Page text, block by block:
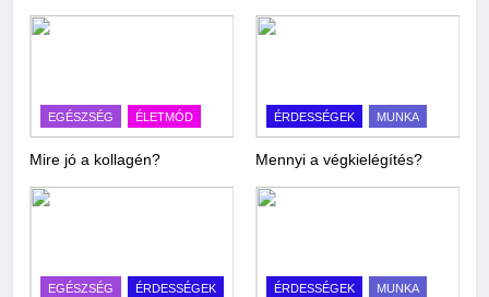
EGÉSZSÉG ÉLETMÓD
Mire jó a kollagén?
ÉRDESSÉGEK MUNKA
Mennyi a végkielégítés?
EGÉSZSÉG ÉRDESSÉGEK ÉRDESSÉGEK MUNKA